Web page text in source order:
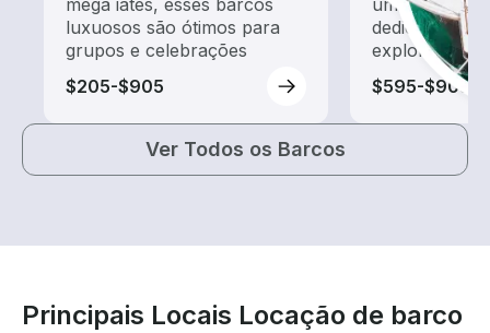
mega iates, esses barcos
luxuosos são ótimos para
grupos e celebrações
$205-$905
um aluguel
dedicado a
exploração
$595-$905
Ver Todos os Barcos
Principais Locais Locação de barco